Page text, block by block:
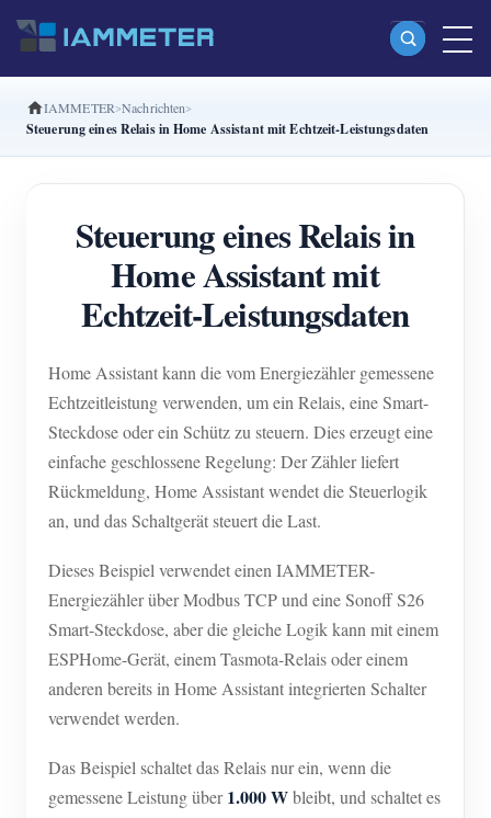
Produkte
Dreiphasiger Wi-Fi-Energiezähler (WEM3080T)
Dreiphasiger Wi-Fi-Energiezähler (WEM3046T)
Dreiphasiger Wi-Fi-Energiezähler (WEM3050T)
WiFi-Leistungsregler
IAMMETER Cloud Pro
Self-Hosting-Dienst
EV-Ladegerät
Virtueller Zähler
System für Energieprognose und Simulation
Anwendungen
Energieüberwachung für Solar-PV-Systeme
Stromverbrauchsmonitor
PV-Heizungssteuerungssystem
Shop
Ressourcen
Produkt-Schnellstart
Community
IAMMETER Nachrichten
Steuerung eines Relais in Home Assistant mit Echtzeit-Leistungsdaten
Steuerung eines Relais in
Home Assistant mit
Echtzeit-Leistungsdaten
Home Assistant kann die vom Energiezähler gemessene
Echtzeitleistung verwenden, um ein Relais, eine Smart-
Steckdose oder ein Schütz zu steuern. Dies erzeugt eine
einfache geschlossene Regelung: Der Zähler liefert
Rückmeldung, Home Assistant wendet die Steuerlogik
an, und das Schaltgerät steuert die Last.
Dieses Beispiel verwendet einen IAMMETER-
Energiezähler über Modbus TCP und eine Sonoff S26
Smart-Steckdose, aber die gleiche Logik kann mit einem
ESPHome-Gerät, einem Tasmota-Relais oder einem
anderen bereits in Home Assistant integrierten Schalter
verwendet werden.
Das Beispiel schaltet das Relais nur ein, wenn die
gemessene Leistung über1.000 Wbleibt, und schaltet es